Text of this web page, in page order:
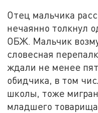
Отец мальчика
нечаянно толкнул
ОБЖ. Мальчик
словесная
ждали не менее
обидчика, в том
школы, тоже
младшего